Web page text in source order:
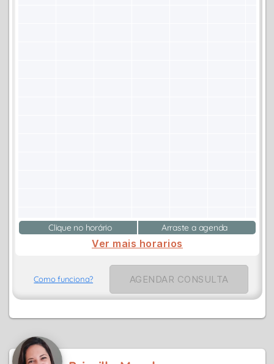
Clique no horário Arraste a agenda
Ver mais horarios
Como funciona? AGENDAR CONSULTA